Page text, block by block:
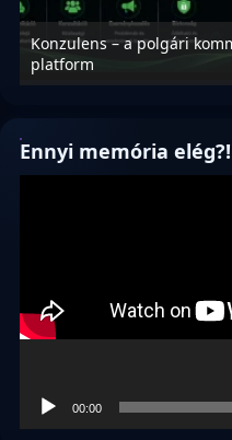
Konzulens – a polgári
platform
Ennyi memória
00:00